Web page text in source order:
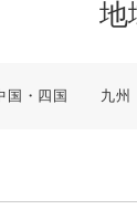
地
国・四国 九州